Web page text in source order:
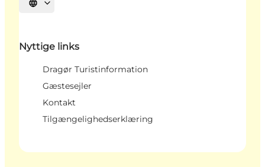
Vælg sprog
Nyttige links
Dragør Turistinformation
Gæstesejler
Kontakt
Tilgængelighedserklæring